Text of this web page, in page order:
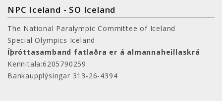
NPC Iceland - SO Iceland
The National Paralympic Committee of Iceland
Special Olympics Iceland
Íþróttasamband fatlaðra er á almannaheillaskrá
Kennitala:6205790259
Bankaupplýsingar 313-26-4394